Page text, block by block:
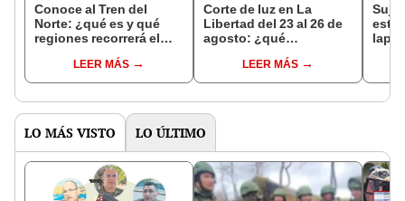
Conoce al Tren del
Norte: ¿qué es y qué
regiones recorrerá el
LEER MÁS
Corte de luz en La
Libertad del 23 al 26 de
agosto: ¿qué
afectadas?LEER MÁS
LO MÁS VISTO LO ÚLTIMO